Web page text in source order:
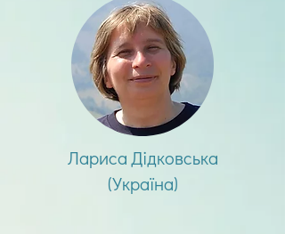
Лариса Дідковська
(Україна)